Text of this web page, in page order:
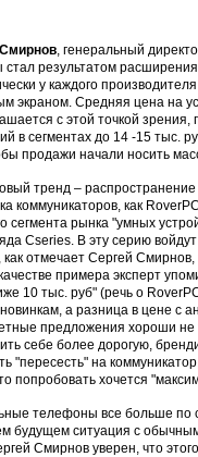
, генеральный
результатом
у каждого
экраном. Средняя цена на
с этой точкой
в сегментах до 14 -15 тыс.
продажи начали носить
тренд –
коммуникаторов, как
сегмента рынка "умных
Cseries. В эту серию
отмечает Сергей
примера эксперт
10 тыс. руб" (речь о
а разница в цене с
предложения хороши не
себе более дорогую,
"пересесть" на
попробовать хочется
телефоны все больше
будущем ситуация c
Смирнов уверен, что